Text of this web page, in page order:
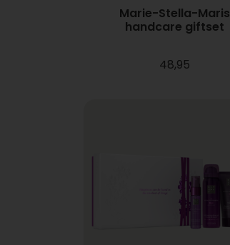
Marie-Stella-Maris
handcare giftset
48,95